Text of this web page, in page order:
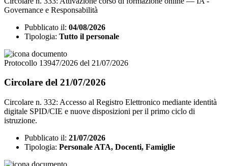
Governance e Responsabilità
Pubblicato il: 04/08/2026
Tipologia: Tutto il personale
Protocollo 13947/2026 del 21/07/2026
Circolare del 21/07/2026
Circolare n. 332: Accesso al Registro Elettronico mediante identità
digitale SPID/CIE e nuove disposizioni per il primo ciclo di
istruzione.
Pubblicato il: 21/07/2026
Tipologia: Personale ATA, Docenti, Famiglie